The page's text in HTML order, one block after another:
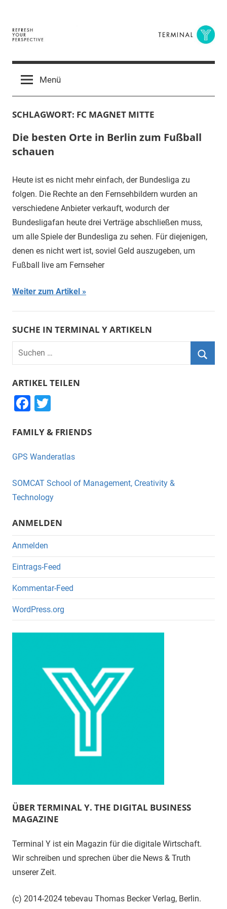
springen
Terminal
Y
Digital
BusinessMenü
SCHLAGWORT: FC MAGNET MITTE
Die besten Orte in Berlin zum Fußball
schauen
Heute ist es nicht mehr einfach, der Bundesliga zu
folgen. Die Rechte an den Fernsehbildern wurden an
verschiedene Anbieter verkauft, wodurch der
Bundesligafan heute drei Verträge abschließen muss,
um alle Spiele der Bundesliga zu sehen. Für diejenigen,
denen es nicht wert ist, soviel Geld auszugeben, um
Fußball live am Fernseher
Weiter zum Artikel
SUCHE IN TERMINAL Y ARTIKELN
Suchen
nach:
ARTIKEL TEILEN
F
c
e
o
o
k
tt
er
FAMILY & FRIENDS
GPS Wanderatlas
SOMCAT School of Management, Creativity &
Technology
ANMELDEN
Anmelden
Eintrags-Feed
Kommentar-Feed
WordPress.org
ÜBER TERMINAL Y. THE DIGITAL BUSINESS
MAGAZINE
Terminal Y ist ein Magazin für die digitale Wirtschaft.
Wir schreiben und sprechen über die News & Truth
unserer Zeit.
(c) 2014-2024 tebevau Thomas Becker Verlag, Berlin.